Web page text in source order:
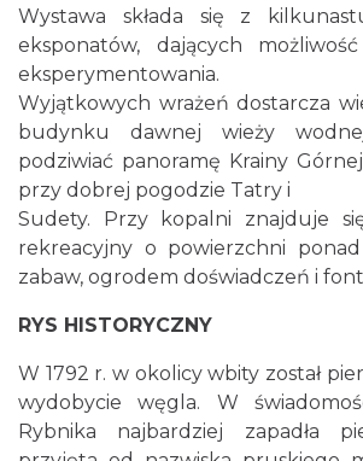
Wystawa składa się z
eksponatów, dających
eksperymentowania.
Wyjątkowych wrażeń dostarcza
budynku dawnej wieży
podziwiać panoramę Krainy
przy dobrej pogodzie Tatry i
Sudety. Przy kopalni znajduje
rekreacyjny o powierzchni
zabaw, ogrodem doświadczeń i
RYS HISTORYCZNY
W 1792 r. w okolicy wbity został
wydobycie węgla. W
Rybnika najbardziej zapadła